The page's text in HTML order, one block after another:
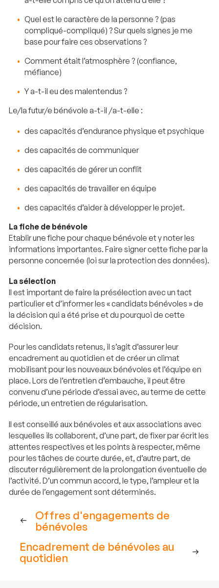
Quel est le caractère de la personne ? (pas
compliqué-compliqué) ? Sur quels signes je me
base pour faire ces observations ?
Comment était l’atmosphère ? (confiance,
méfiance)
Y a-t-il eu des malentendus ?
Le/la futur/e bénévole a-t-il /a-t-elle :
des capacités d’endurance physique et psychique
des capacités de communiquer
des capacités de gérer un conflit
des capacités de travailler en équipe
des capacités d’aider à développer le projet.
La fiche de bénévole
Etablir une fiche pour chaque bénévole et y noter les
informations importantes. Faire signer cette fiche par la
personne concernée (loi sur la protection des données).
La sélection
Il est important de faire la présélection avec un tact
particulier et d’informer les « candidats bénévoles » de
la décision qui a été prise et du pourquoi de cette
décision.
Pour les candidats retenus, il s’agit d’assurer leur
encadrement au quotidien et de créer un climat
mobilisant pour les nouveaux bénévoles et l’équipe en
place. Lors de l’entretien d’embauche, il peut être
convenu d’une période d’essai avec, au terme de cette
période, un entretien de régularisation.
Il est conseillé aux bénévoles et aux associations avec
lesquelles ils collaborent, d’une part, de fixer par écrit les
attentes respectives et les points à respecter, même
pour les tâches de courte durée, et, d’autre part, de
discuter régulièrement de la prolongation éventuelle de
l’activité. D’un commun accord, le type, l’ampleur et la
durée de l’engagement sont déterminés.
Offres d'engagements de
bénévoles
Encadrement de bénévoles au
quotidien